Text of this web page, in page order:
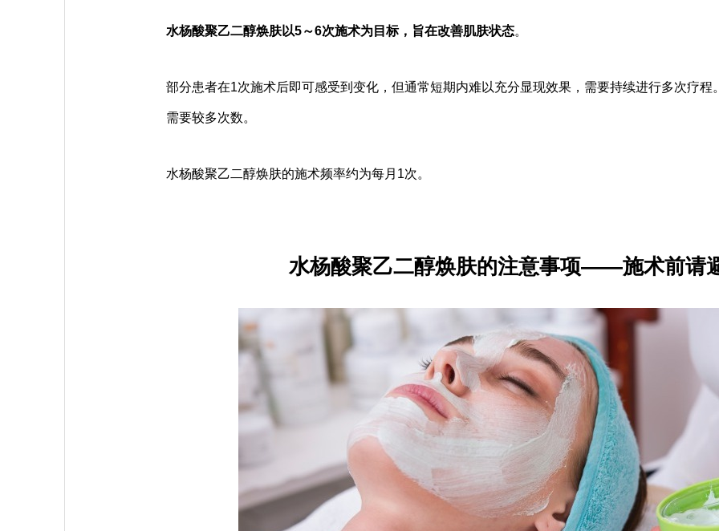
水杨酸聚乙二醇焕肤以5～6次施术为目标，旨在改善肌肤状态。
部分患者在1次施术后即可感受到变化，但通常短期内难以充分显现效果，需要持续进行多次疗
需要较多次数。
水杨酸聚乙二醇焕肤的施术频率约为每月1次。
水杨酸聚乙二醇焕肤的注意事项——施术前请